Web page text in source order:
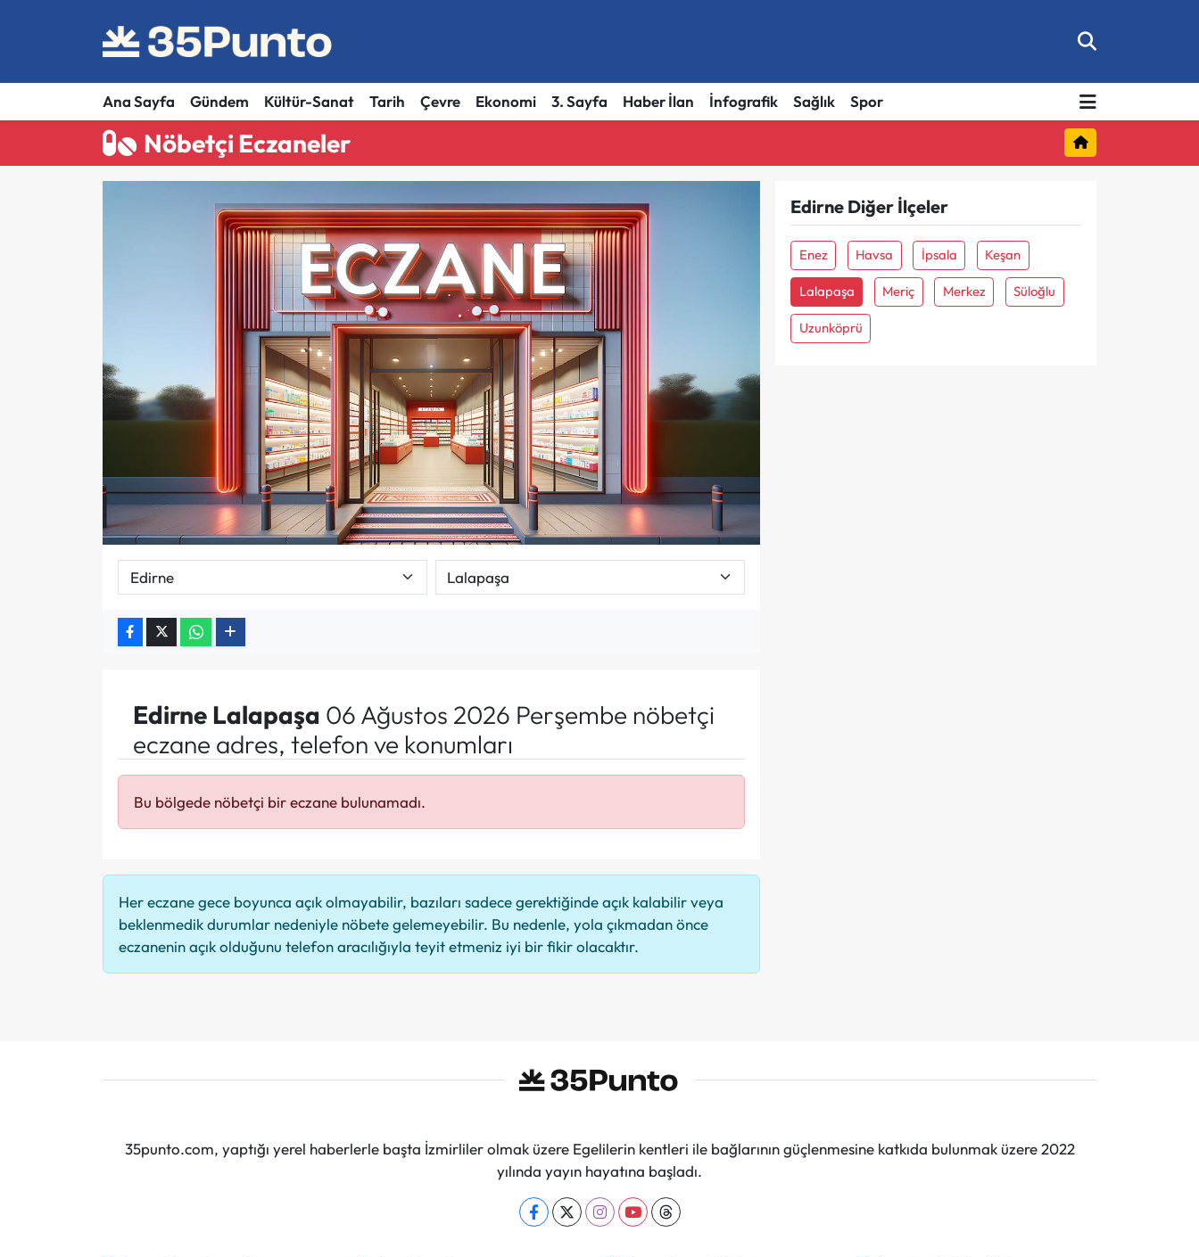
Ana Sayfa Gündem Kültür-Sanat Tarih Çevre Ekonomi 3. Sayfa Haber İlan İnfografik Sağlık Spor
Nöbetçi Eczaneler
Edirne Lalapaşa 06 Ağustos 2026 Perşembe nöbetçi
eczane adres, telefon ve konumları
Bu bölgede nöbetçi bir eczane bulunamadı.
Her eczane gece boyunca açık olmayabilir, bazıları sadece gerektiğinde açık kalabilir veya
beklenmedik durumlar nedeniyle nöbete gelemeyebilir. Bu nedenle, yola çıkmadan önce
eczanenin açık olduğunu telefon aracılığıyla teyit etmeniz iyi bir fikir olacaktır.
Edirne Diğer İlçeler
Enez Havsa İpsala Keşan
Lalapaşa Meriç Merkez Süloğlu
Uzunköprü
35punto.com, yaptığı yerel haberlerle başta İzmirliler olmak üzere Egelilerin kentleri ile bağlarının güçlenmesine katkıda bulunmak üzere 2022
yılında yayın hayatına başladı.